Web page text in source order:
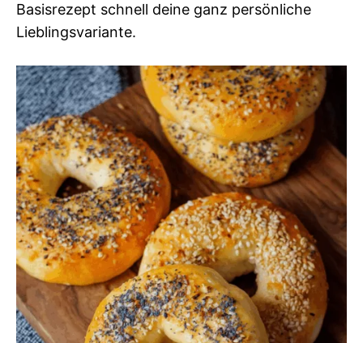
Basisrezept schnell deine ganz persönliche
Lieblingsvariante.